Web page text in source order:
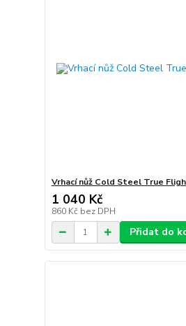
Vrhací nůž Cold Steel True
1 040 Kč
860 Kč bez DPH
Přidat do